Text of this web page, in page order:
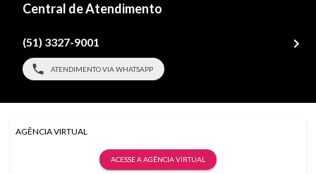
Central de Atendimento
(51) 3327-9001
ATENDIMENTO VIA WHATSAPP
AGÊNCIA VIRTUAL
ACESSE A AGÊNCIA VIRTUAL